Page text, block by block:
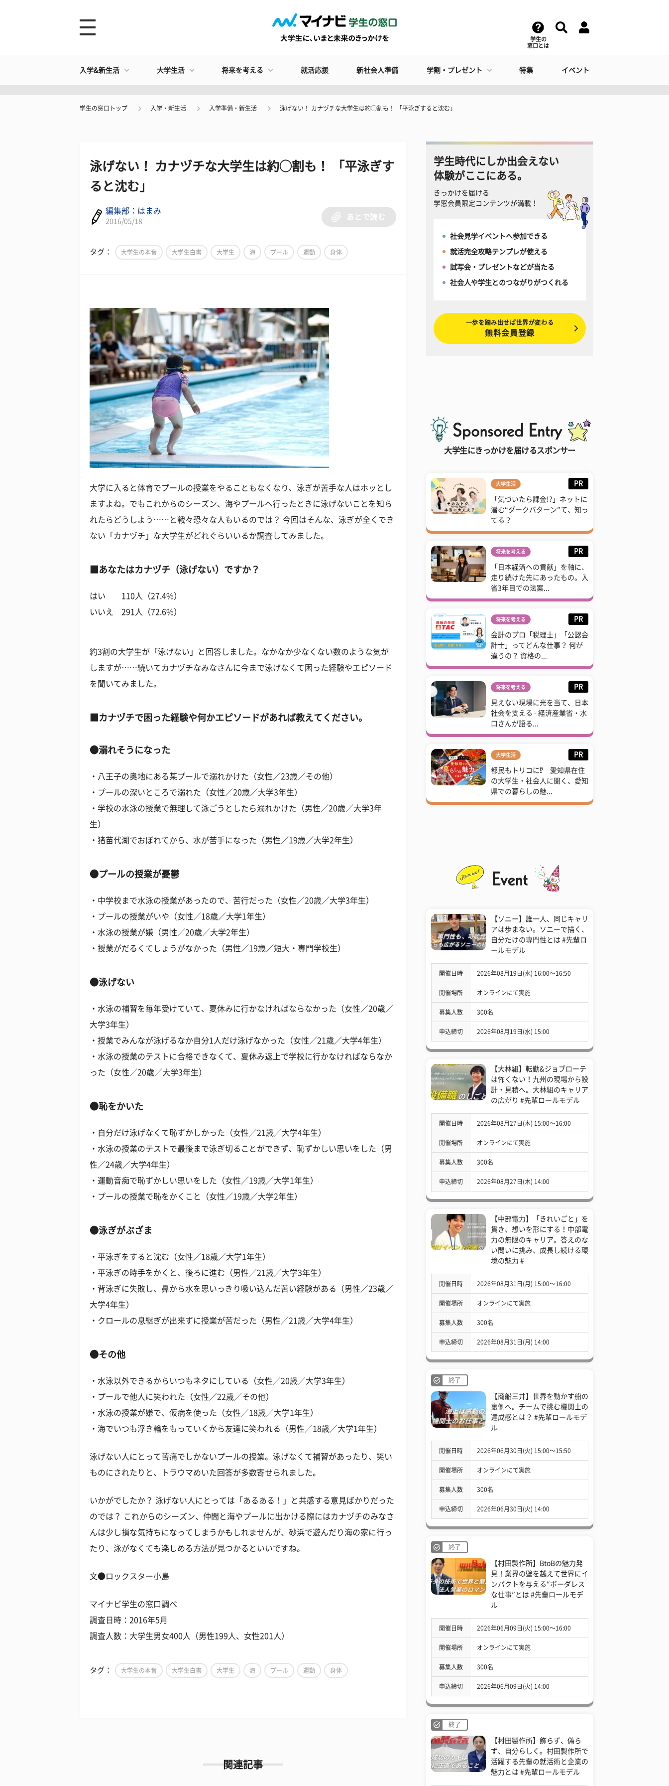
学生の
窓口とは
入学&新生活 大学生活 将来を考える 就活応援 新社会人準備 学割・プレゼント 特集 イベント
学生の窓口トップ 入学・新生活 入学準備・新生活 泳げない！ カナヅチな大学生は約◯割も！ 「平泳ぎすると沈む」
泳げない！ カナヅチな大学生は約◯割も！ 「平泳ぎす
ると沈む」
編集部：はまみ
2016/05/18
あとで読む
タグ： 大学生の本音 大学生白書 大学生 海 プール 運動 身体
大学に入ると体育でプールの授業をやることもなくなり、泳ぎが苦手な人はホッとし
ますよね。でもこれからのシーズン、海やプールへ行ったときに泳げないことを知ら
れたらどうしよう……と戦々恐々な人もいるのでは？ 今回はそんな、泳ぎが全くでき
ない「カナヅチ」な大学生がどれぐらいいるか調査してみました。
■あなたはカナヅチ（泳げない）ですか？
はい 110人（27.4%）
いいえ 291人（72.6%）
約3割の大学生が「泳げない」と回答しました。なかなか少なくない数のような気が
しますが……続いてカナヅチなみなさんに今まで泳げなくて困った経験やエピソード
を聞いてみました。
■カナヅチで困った経験や何かエピソードがあれば教えてください。
●溺れそうになった
・八王子の奥地にある某プールで溺れかけた（女性／23歳／その他）
・プールの深いところで溺れた（女性／20歳／大学3年生）
・学校の水泳の授業で無理して泳ごうとしたら溺れかけた（男性／20歳／大学3年
生）
・猪苗代湖でおぼれてから、水が苦手になった（男性／19歳／大学2年生）
●プールの授業が憂鬱
・中学校まで水泳の授業があったので、苦行だった（女性／20歳／大学3年生）
・プールの授業がいや（女性／18歳／大学1年生）
・水泳の授業が嫌（男性／20歳／大学2年生）
・授業がだるくてしょうがなかった（男性／19歳／短大・専門学校生）
●泳げない
・水泳の補習を毎年受けていて、夏休みに行かなければならなかった（女性／20歳／
大学3年生）
・授業でみんなが泳げるなか自分1人だけ泳げなかった（女性／21歳／大学4年生）
・水泳の授業のテストに合格できなくて、夏休み返上で学校に行かなければならなか
った（女性／20歳／大学3年生）
●恥をかいた
・自分だけ泳げなくて恥ずかしかった（女性／21歳／大学4年生）
・水泳の授業のテストで最後まで泳ぎ切ることができず、恥ずかしい思いをした（男
性／24歳／大学4年生）
・運動音痴で恥ずかしい思いをした（女性／19歳／大学1年生）
・プールの授業で恥をかくこと（女性／19歳／大学2年生）
●泳ぎがぶざま
・平泳ぎをすると沈む（女性／18歳／大学1年生）
・平泳ぎの時手をかくと、後ろに進む（男性／21歳／大学3年生）
・背泳ぎに失敗し、鼻から水を思いっきり吸い込んだ苦い経験がある（男性／23歳／
大学4年生）
・クロールの息継ぎが出来ずに授業が苦だった（男性／21歳／大学4年生）
●その他
・水泳以外できるからいつもネタにしている（女性／20歳／大学3年生）
・プールで他人に笑われた（女性／22歳／その他）
・水泳の授業が嫌で、仮病を使った（女性／18歳／大学1年生）
・海でいつも浮き輪をもっていくから友達に笑われる（男性／18歳／大学1年生）
泳げない人にとって苦痛でしかないプールの授業。泳げなくて補習があったり、笑い
ものにされたりと、トラウマめいた回答が多数寄せられました。
いかがでしたか？ 泳げない人にとっては「あるある！」と共感する意見ばかりだった
のでは？ これからのシーズン、仲間と海やプールに出かける際にはカナヅチのみなさ
んは少し損な気持ちになってしまうかもしれませんが、砂浜で遊んだり海の家に行っ
たり、泳がなくても楽しめる方法が見つかるといいですね。
文●ロックスター小島
マイナビ学生の窓口調べ
調査日時：2016年5月
調査人数：大学生男女400人（男性199人、女性201人）
タグ： 大学生の本音 大学生白書 大学生 海 プール 運動 身体
関連記事
学生時代にしか出会えない
体験がここにある。
きっかけを届ける
学窓会員限定コンテンツが満載！
社会見学イベントへ参加できる
就活完全攻略テンプレが使える
試写会・プレゼントなどが当たる
社会人や学生とのつながりがつくれる
一歩を踏み出せば世界が変わる
無料会員登録
大学生にきっかけを届けるスポンサー
大学生活 PR
「気づいたら課金!?」ネットに
潜む“ダークパターン”て、知っ
てる？
将来を考える PR
「日本経済への貢献」を軸に、
走り続けた先にあったもの。入
省3年目での法案...
将来を考える PR
会計のプロ「税理士」「公認会
計士」ってどんな仕事？ 何が
違うの？ 資格の...
将来を考える PR
見えない現場に光を当て、日本
社会を支える - 経済産業省・水
口さんが語る...
大学生活 PR
都民もトリコに⁉ 愛知県在住
の大学生・社会人に聞く、愛知
県での暮らしの魅...
【ソニー】誰一人、同じキャリ
アは歩まない。ソニーで描く、
自分だけの専門性とは #先輩ロ
ールモデル
開催日時 2026年08月19日(水) 16:00〜16:50
開催場所 オンラインにて実施
募集人数 300名
申込締切 2026年08月19日(水) 15:00
【大林組】転勤&ジョブローテ
は怖くない！九州の現場から設
計・見積へ。大林組のキャリア
の広がり #先輩ロールモデル
開催日時 2026年08月27日(木) 15:00〜16:00
開催場所 オンラインにて実施
募集人数 300名
申込締切 2026年08月27日(木) 14:00
【中部電力】「きれいごと」を
貫き、想いを形にする！中部電
力の無限のキャリア。答えのな
い問いに挑み、成長し続ける環
境の魅力 #
開催日時 2026年08月31日(月) 15:00〜16:00
開催場所 オンラインにて実施
募集人数 300名
申込締切 2026年08月31日(月) 14:00
終了
【商船三井】世界を動かす船の
裏側へ。チームで挑む機関士の
達成感とは？ #先輩ロールモデ
ル
開催日時 2026年06月30日(火) 15:00〜15:50
開催場所 オンラインにて実施
募集人数 300名
申込締切 2026年06月30日(火) 14:00
終了
【村田製作所】BtoBの魅力発
見！業界の壁を越えて世界にイ
ンパクトを与える“ボーダレス
な仕事”とは #先輩ロールモデ
ル
開催日時 2026年06月09日(火) 15:00〜16:00
開催場所 オンラインにて実施
募集人数 300名
申込締切 2026年06月09日(火) 14:00
終了
【村田製作所】飾らず、偽ら
ず、自分らしく。村田製作所で
活躍する先輩の就活術と企業の
魅力とは #先輩ロールモデル